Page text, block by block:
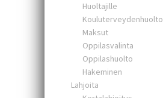
Huoltajille
Kouluterveydenhuolto
Maksut
Oppilasvalinta
Oppilashuolto
Hakeminen
Lahjoita